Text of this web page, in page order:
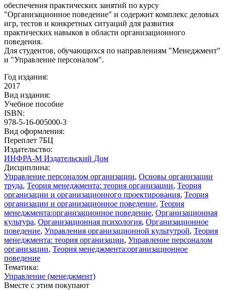
обеспечения практических занятий по курсу
"Организационное поведение" и содержит комплекс деловых
игр, тестов и конкретных ситуаций для развития
практических навыков в области организационного
поведения.
Для студентов, обучающихся по направлениям "Менеджмент"
и "Управление персоналом".
Год издания:
2017
Вид издания:
Учебное пособие
ISBN:
978-5-16-005000-3
Вид оформления:
Переплет 7БЦ
Издательство:
ИНФРА-М Издательский Дом
Дисциплина:
Управление персоналом организации, Основы организации
труда, Теория менеджмента: теория организации, Теория
организации и организационного проектирования, Теория
организации и организационное поведение, Теория
менеджмента:организационное поведение, Организационная
культура, Организационная психология, Организационное
поведение, Управления организационной культутрой, Теория
менеджмента: теория организации, Управление персоналом
организации, Теория менеджмента:организационное
поведение
Тематика:
Управление (менеджмент)
Вместе с этим покупают